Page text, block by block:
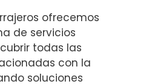
ofrecemos
de servicios
todas las
con la
soluciones